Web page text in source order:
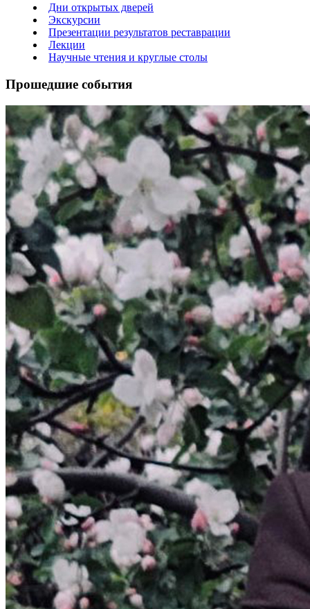
Дни открытых дверей
Экскурсии
Презентации результатов реставрации
Лекции
Научные чтения и круглые столы
Прошедшие события